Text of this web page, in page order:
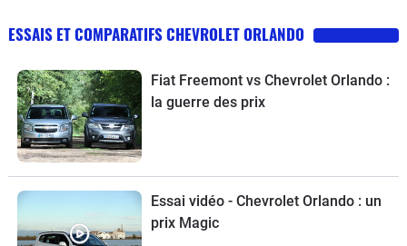
ESSAIS ET COMPARATIFS CHEVROLET ORLANDO
Fiat Freemont vs Chevrolet Orlando :
la guerre des prix
Essai vidéo - Chevrolet Orlando : un
prix Magic